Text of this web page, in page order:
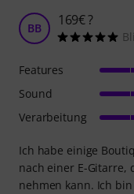
BB 169€ ?
Ich habe einige
nach einer E-Gitarre,
nehmen kann. Ich
Features
Sound
Verarbeitung